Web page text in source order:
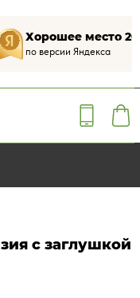
Хорошее место
по версии Яндекса
с заглушкой